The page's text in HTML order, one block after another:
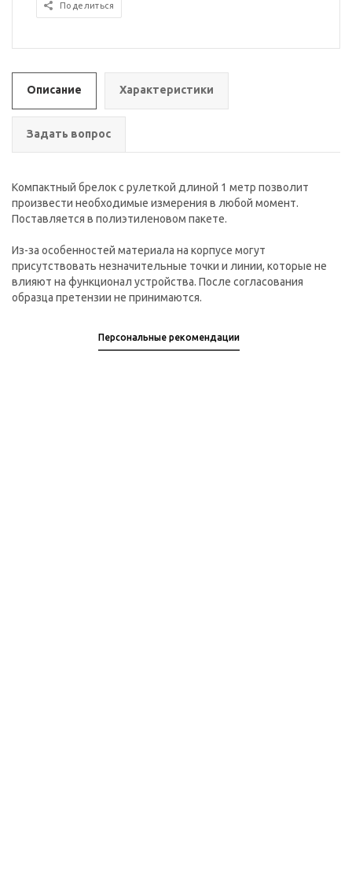
Поделиться
Описание Характеристики
Задать вопрос
Компактный брелок с рулеткой длиной 1 метр позволит
произвести необходимые измерения в любой момент.
Поставляется в полиэтиленовом пакете.
Из-за особенностей материала на корпусе могут
присутствовать незначительные точки и линии, которые не
влияют на функционал устройства. После согласования
образца претензии не принимаются.
Персональные рекомендации